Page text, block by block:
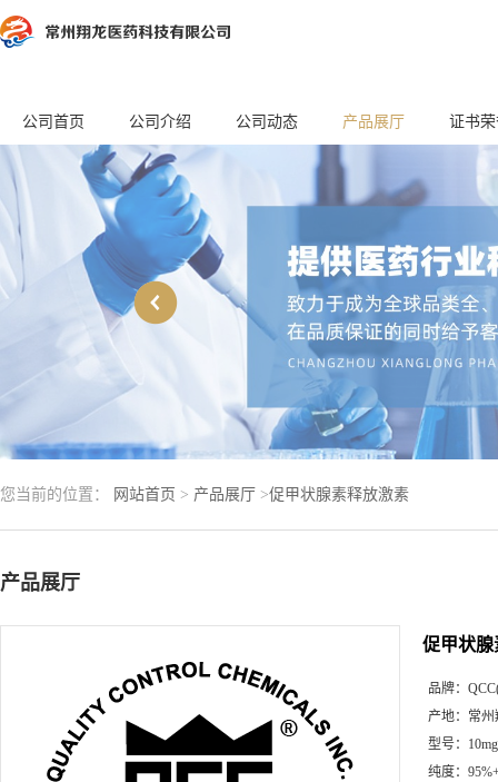
公司首页 公司介绍 公司动态 产品展厅 证书
您当前的位置： 网站首页 > 产品展厅 >促甲状腺素释放激素
产品展厅
促甲状腺
品牌：
产地： 常
型号：
纯度：